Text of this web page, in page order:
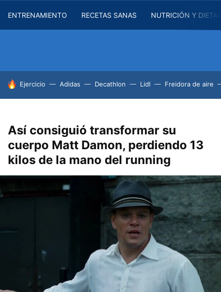
ENTRENAMIENTO RECETAS SANAS NUTRICIÓN Y
HOY SE HABLA DE
Ejercicio Adidas Decathlon Lidl Freidora de aire
Así consiguió transformar su
cuerpo Matt Damon, perdiendo 13
kilos de la mano del running